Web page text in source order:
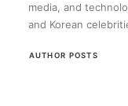
media, and
and Korean
AUTHOR POSTS